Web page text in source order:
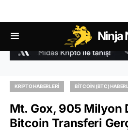
Ninja
KRIPTO HABERLERI BITCOIN (BTC)
Mt. Gox, 905 Milyon
Bitcoin Transferi